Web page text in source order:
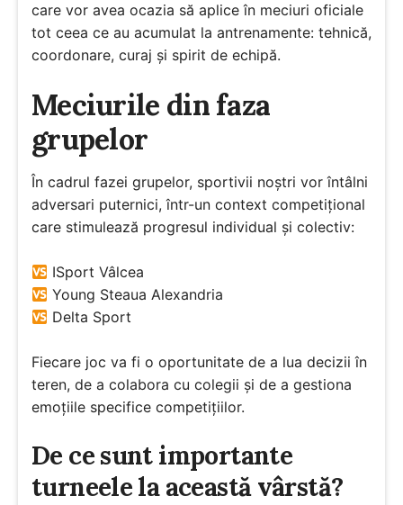
care vor avea ocazia să aplice în meciuri oficiale
tot ceea ce au acumulat la antrenamente: tehnică,
coordonare, curaj și spirit de echipă.
Meciurile din faza
grupelor
În cadrul fazei grupelor, sportivii noștri vor întâlni
adversari puternici, într-un context competițional
care stimulează progresul individual și colectiv:
ISport Vâlcea
Young Steaua Alexandria
Delta Sport
Fiecare joc va fi o oportunitate de a lua decizii în
teren, de a colabora cu colegii și de a gestiona
emoțiile specifice competițiilor.
De ce sunt importante
turneele la această vârstă?